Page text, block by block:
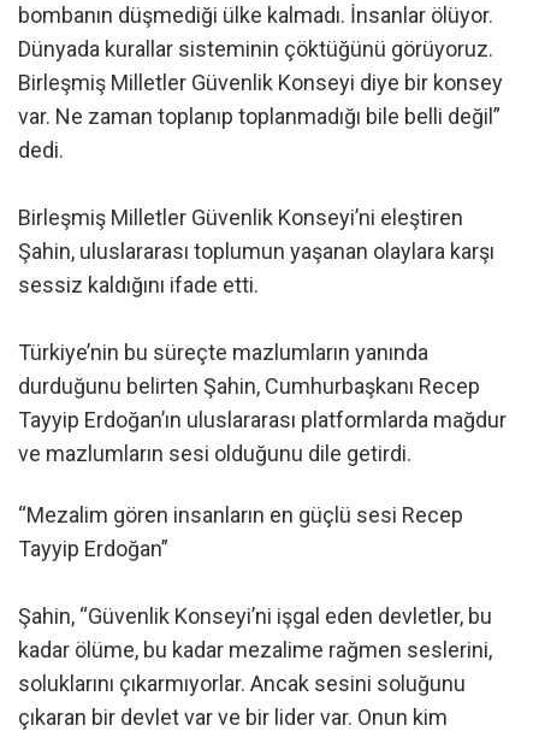
bombanın düşmediği ülke kalmadı. İnsanlar ölüyor.
Dünyada kurallar sisteminin çöktüğünü görüyoruz.
Birleşmiş Milletler Güvenlik Konseyi diye bir konsey
var. Ne zaman toplanıp toplanmadığı bile belli değil”
dedi.
Birleşmiş Milletler Güvenlik Konseyi’ni eleştiren
Şahin, uluslararası toplumun yaşanan olaylara karşı
sessiz kaldığını ifade etti.
Türkiye’nin bu süreçte mazlumların yanında
durduğunu belirten Şahin, Cumhurbaşkanı Recep
Tayyip Erdoğan’ın uluslararası platformlarda mağdur
ve mazlumların sesi olduğunu dile getirdi.
“Mezalim gören insanların en güçlü sesi Recep
Tayyip Erdoğan”
Şahin, “Güvenlik Konseyi’ni işgal eden devletler, bu
kadar ölüme, bu kadar mezalime rağmen seslerini,
soluklarını çıkarmıyorlar. Ancak sesini soluğunu
çıkaran bir devlet var ve bir lider var. Onun kim